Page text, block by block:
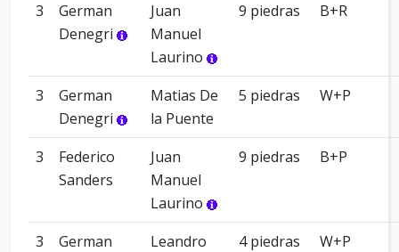
3
German
Denegri
Juan
Manuel
Laurino
9 piedras B+R
3
German
Denegri
Matias De
la Puente
5 piedras W+P
3
Federico
Sanders
Juan
Manuel
Laurino
9 piedras B+P
3
German
Leandro
4 piedras W+P